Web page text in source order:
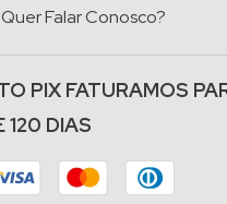
Quer Falar Conosco?
PIX FATURAMOS
120 DIAS